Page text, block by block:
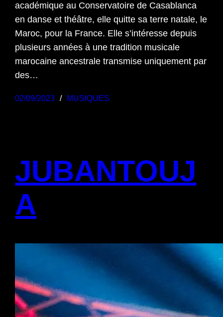
académique au Conservatoire de Casablanca
en danse et théâtre, elle quitte sa terre natale, le
Maroc, pour la France. Elle s’intéresse depuis
plusieurs années à une tradition musicale
marocaine ancestrale transmise uniquement par
des…
02/09/2023 MUSIQUES
JUBANTOUJ
A